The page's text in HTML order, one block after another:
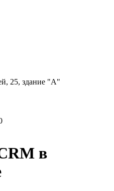
25, здание "А"
в